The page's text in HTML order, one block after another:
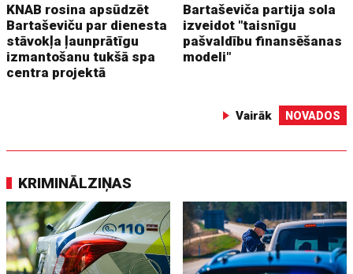
KNAB rosina apsūdzēt
Bartaševiču par dienesta
stāvokļa ļaunprātīgu
izmantošanu tukšā spa
centra projektā
Bartaševiča partija sola
izveidot "taisnīgu
pašvaldību finansēšanas
modeli"
Vairāk NOVADOS
KRIMINĀLZIŅAS